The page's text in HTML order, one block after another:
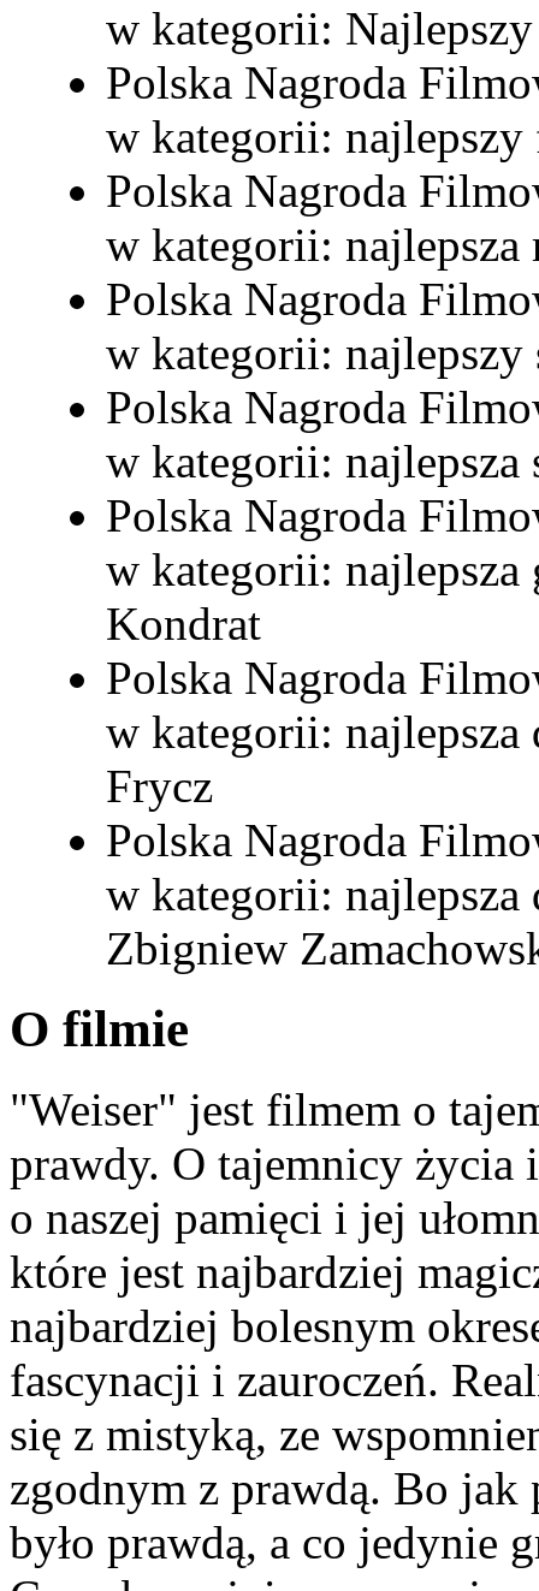
w kategorii:
Polska Nagroda
w kategorii:
Polska Nagroda
w kategorii: najlepsza
Polska Nagroda
w kategorii: najlepszy
Polska Nagroda
w kategorii:
Polska Nagroda
w kategorii: najlepsza
Kondrat
Polska Nagroda
w kategorii: najlepsza
Frycz
Polska Nagroda
w kategorii: najlepsza
Zbigniew
O filmie
"Weiser" jest filmem o
prawdy. O tajemnicy życia
o naszej pamięci i jej
które jest najbardziej
najbardziej bolesnym
fascynacji i zauroczeń.
się z mistyką, ze
zgodnym z prawdą. Bo
było prawdą, a co jedynie